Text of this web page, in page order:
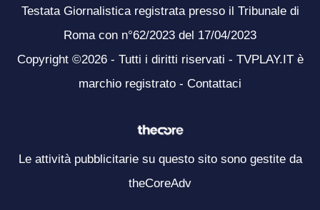
Testata Giornalistica registrata presso il Tribunale di
Roma con n°62/2023 del 17/04/2023
Copyright ©2026 - Tutti i diritti riservati - TVPLAY.IT è
marchio registrato - Contattaci
Le attività pubblicitarie su questo sito sono gestite da
theCoreAdv